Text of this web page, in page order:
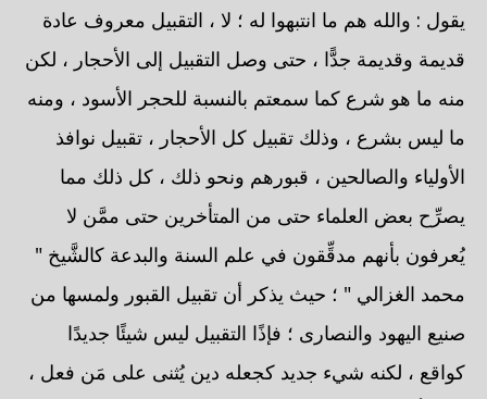
يقول : والله هم ما انتبهوا له ؛ لا ، التقبيل معروف عادة
قديمة وقديمة جدًّا ، حتى وصل التقبيل إلى الأحجار ، لكن
منه ما هو شرع كما سمعتم بالنسبة للحجر الأسود ، ومنه
ما ليس بشرع ، وذلك تقبيل كل الأحجار ، تقبيل نوافذ
الأولياء والصالحين ، قبورهم ونحو ذلك ، كل ذلك مما
يصرِّح بعض العلماء حتى من المتأخرين حتى ممَّن لا
يُعرفون بأنهم مدقِّقون في علم السنة والبدعة كالشَّيخ "
محمد الغزالي " ؛ حيث يذكر أن تقبيل القبور ولمسها من
صنيع اليهود والنصارى ؛ فإذًا التقبيل ليس شيئًا جديدًا
كواقع ، لكنه شيء جديد كجعله دين يُثنى على مَن فعل ،